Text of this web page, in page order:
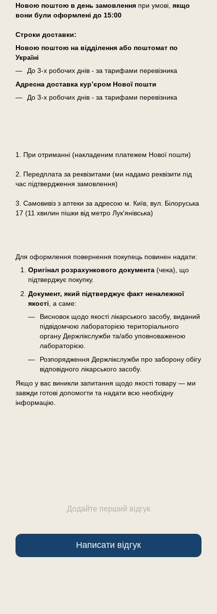
Новою поштою в день замовлення при умові, якщо
вони були оформлені до 15:00
Cтроки доставки:
Новою поштою на відділення або поштомат по
Україні
До 3-х робочих днів - за тарифами перевізника
Адресна доставка кур’єром Нової пошти
До 3-х робочих днів - за тарифами перевізника
1. При отриманні (накладеним платежем Нової пошти)
2. Передплата за реквізитами (ми надамо реквізити під
час підтвердження замовлення)
3. Самовивіз з аптеки за адресою м. Київ, вул. Білоруська
17 (11 хвилин пішки від метро Лук'янівська)
Для оформлення повернення покупець повинен надати:
Оригінал розрахункового документа (чека), що
підтверджує покупку.
Документ, який підтверджує факт неналежної
якості , а саме:
Висновок щодо якості лікарського засобу, виданий
підвідомчою лабораторією територіального
органу Держлікслужби та/або уповноваженою
лабораторією.
Розпорядження Держлікслужби про заборону обігу
відповідного лікарського засобу.
Якщо у вас виникли запитання щодо якості товару — ми
завжди готові допомогти та надати всю необхідну
інформацію.
Додайте перший відгук
Написати відгук